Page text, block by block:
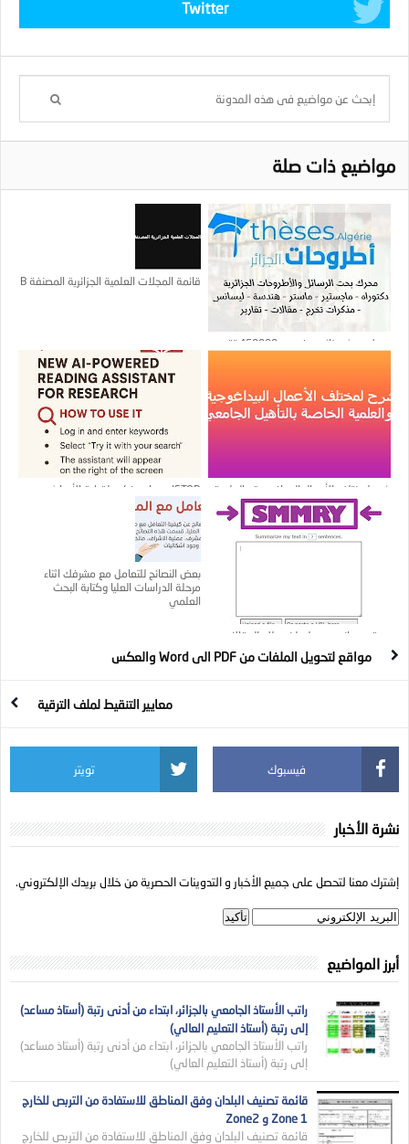
Twitter
مواضيع ذات صلة
محرك بحث جزائري يفهرس 450000 تقرير
قائمة المجلات العلمية الجزائرية المصنفة B
شرح لمختلف الأعمال البيداغوجية والعلمية
الخاصة بالتأهيل الجامعي
JSTOR: مساعد ذكي لقراءة الأبحاث
موقع مجاني وسهل يلخص لك المقالات
ويقبل مختلف الملفات PDF او Word
بعض النصائح للتعامل مع مشرفك اثناء
مرحلة الدراسات العليا وكتابة البحث
العلمي
مواقع لتحويل الملفات من PDF الى Word والعكس
معايير التنقيط لملف الترقية
فيسبوك تويتر
نشرة الأخبار
إشترك معنا لتحصل على جميع الأخبار و التدوينات الحصرية من خلال بريدك الإلكتروني.
أبرز المواضيع
راتب الأستاذ الجامعي بالجزائر، ابتداء من أدنى رتبة (أستاذ مساعد)
إلى رتبة (أستاذ التعليم العالي)
راتب الأستاذ الجامعي بالجزائر، ابتداء من أدنى رتبة (أستاذ مساعد)
إلى رتبة (أستاذ التعليم العالي)
قائمة تصنيف البلدان وفق المناطق للاستفادة من التربص للخارج
Zone 1 و Zone2
قائمة تصنيف البلدان وفق المناطق للاستفادة من التربص للخارج